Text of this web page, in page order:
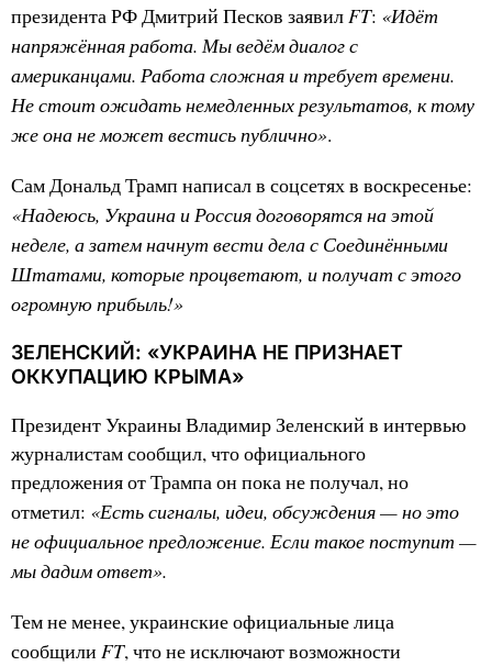
президента РФ Дмитрий Песков заявилFT: «Идёт
напряжённая работа. Мы ведём диалог с
американцами. Работа сложная и требует времени.
Не стоит ожидать немедленных результатов, к тому
же она не может вестись публично».
Сам Дональд Трамп написал в соцсетях в воскресенье:
«Надеюсь, Украина и Россия договорятся на этой
неделе, а затем начнут вести дела с Соединёнными
Штатами, которые процветают, и получат с этого
огромную прибыль!»
ЗЕЛЕНСКИЙ: «УКРАИНА НЕ ПРИЗНАЕТ
ОККУПАЦИЮ КРЫМА»
Президент Украины Владимир Зеленский в интервью
журналистам сообщил, что официального
предложения от Трампа он пока не получал, но
отметил: «Есть сигналы, идеи, обсуждения — но это
не официальное предложение. Если такое поступит —
мы дадим ответ».
Тем не менее, украинские официальные лица
сообщили FT, что не исключают возможности